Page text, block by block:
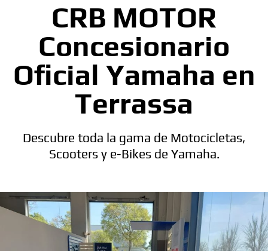
CRB MOTOR
Concesionario
Oficial Yamaha en
Terrassa
Descubre toda la gama de Motocicletas,
Scooters y e-Bikes de Yamaha.